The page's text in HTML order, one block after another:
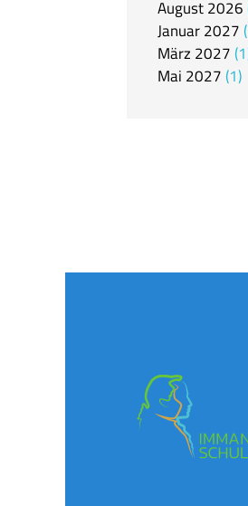
August2026
Januar2027
März 2027 1
Mai 2027 1